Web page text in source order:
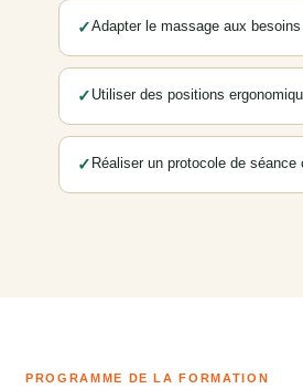
✓Adapter le massage aux
✓ Utiliser des positions
✓ Réaliser un protocole de
PROGRAMME DE LA FORMATION